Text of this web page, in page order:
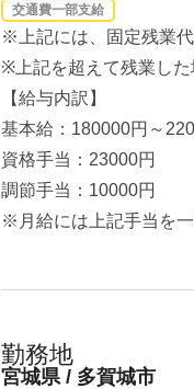
交通費一部支給
※上記には、固定残業
※上記を超えて残業した
【給与内訳】
基本給：180000円～
資格手当：23000円
調節手当：10000円
※月給には上記手当を
勤務地
宮城県 / 多賀城市